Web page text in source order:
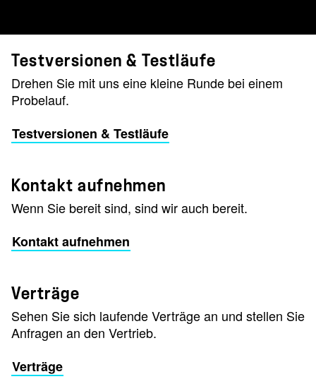
Testversionen & Testläufe
Drehen Sie mit uns eine kleine Runde bei einem
Probelauf.
Testversionen & Testläufe
Kontakt aufnehmen
Wenn Sie bereit sind, sind wir auch bereit.
Kontakt aufnehmen
Verträge
Sehen Sie sich laufende Verträge an und stellen Sie
Anfragen an den Vertrieb.
Verträge